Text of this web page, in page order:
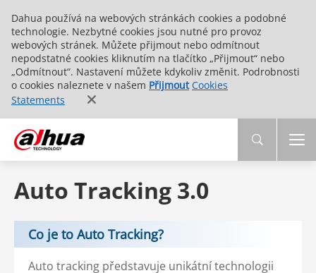
Dahua používá na webových stránkách cookies a podobné
technologie. Nezbytné cookies jsou nutné pro provoz
webových stránek. Můžete přijmout nebo odmítnout
nepodstatné cookies kliknutím na tlačítko „Přijmout“ nebo
„Odmítnout“. Nastavení můžete kdykoliv změnit. Podrobnosti
o cookies naleznete v našem Přijmout Cookies
Statements
Auto Tracking 3.0
Co je to Auto Tracking?
Auto tracking představuje unikátní technologii